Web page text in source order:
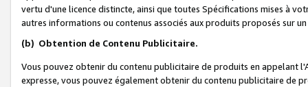
vertu d'une licence distincte, ainsi que toutes Spécifications mises à
autres informations ou contenus associés aux produits proposés sur
(b) Obtention de Contenu Publicitaire.
Vous pouvez obtenir du contenu publicitaire de produits en appelant
expresse, vous pouvez également obtenir du contenu publicitaire de